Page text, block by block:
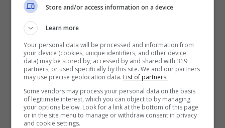
crescere e a fiorire nelle peggiori
condizioni. E che dire di
Ayrshire, nella Scozia Meridionale, dove
poter ammirare la biosfera locale? Sempre
nel Nord Europa, il National Geographic
suggerisce anche Nordland, in Norvegia,
Store and/or access information on a device
Learn more
Your personal data will be processed and information from
your device (cookies, unique identifiers, and other device
data) may be stored by, accessed by and shared with 319
partners, or used specifically by this site. We and our partners
may use precise geolocation data. List of partners.
Some vendors may process your personal data on the basis
of legitimate interest, which you can object to by managing
your options below. Look for a link at the bottom of this page
or in the site menu to manage or withdraw consent in privacy
and cookie settings.